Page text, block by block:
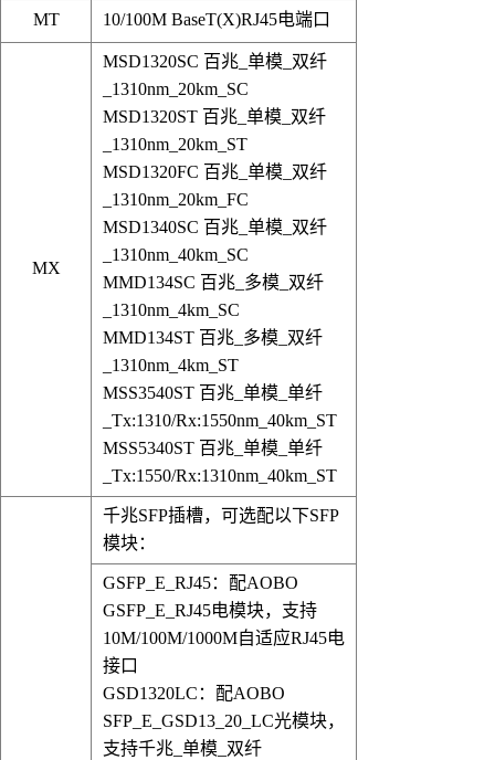
MT 10/100M BaseT(X)RJ45电端口
MX
MSD1320SC 百兆_单模_双纤
_1310nm_20km_SC
MSD1320ST 百兆_单模_双纤
_1310nm_20km_ST
MSD1320FC 百兆_单模_双纤
_1310nm_20km_FC
MSD1340SC 百兆_单模_双纤
_1310nm_40km_SC
MMD134SC 百兆_多模_双纤
_1310nm_4km_SC
MMD134ST 百兆_多模_双纤
_1310nm_4km_ST
MSS3540ST 百兆_单模_单纤
_Tx:1310/Rx:1550nm_40km_ST
MSS5340ST 百兆_单模_单纤
_Tx:1550/Rx:1310nm_40km_ST
千兆SFP插槽，可选配以下SFP
模块：
GSFP_E_RJ45：配AOBO
GSFP_E_RJ45电模块，支持
10M/100M/1000M自适应RJ45电
接口
GSD1320LC：配AOBO
SFP_E_GSD13_20_LC光模块，
支持千兆_单模_双纤